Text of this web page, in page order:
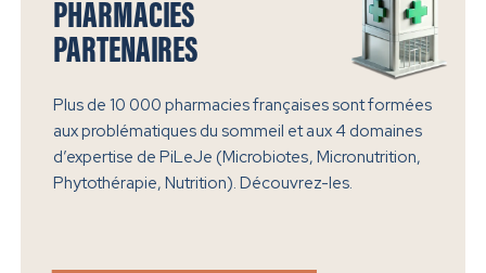
PHARMACIES
PARTENAIRES
Plus de 10 000 pharmacies françaises sont formées
aux problématiques du sommeil et aux 4 domaines
d’expertise de PiLeJe (Microbiotes, Micronutrition,
Phytothérapie, Nutrition). Découvrez-les.